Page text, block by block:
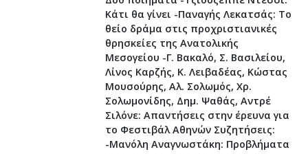
Κάτι θα γίνει -Παναγής Λεκατσάς: Το
θείο δράμα στις προχριστιανικές
θρησκείες της Ανατολικής
Μεσογείου -Γ. Βακαλό, Σ. Βασιλείου,
Λίνος Καρζής, Κ. Λειβαδέας, Κώστας
Μουσούρης, Αλ. Σολωμός, Χρ.
Σολωμονίδης, Δημ. Ψαθάς, Αντρέ
Σιλόνε: Απαντήσεις στην έρευνα για
το Φεστιβάλ Αθηνών Συζητήσεις:
-Μανόλη Αναγνωστάκη: Προβλήματα